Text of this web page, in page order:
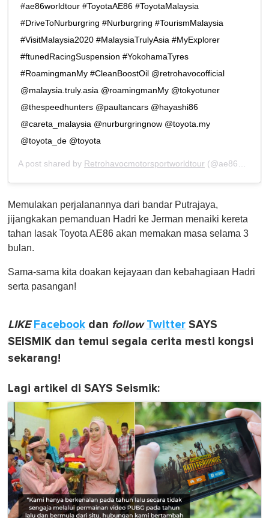
#ae86worldtour #ToyotaAE86 #ToyotaMalaysia
#DriveToNurburgring #Nurburgring #TourismMalaysia
#VisitMalaysia2020 #MalaysiaTrulyAsia #MyExplorer
#ftunedRacingSuspension #YokohamaTyres
#RoamingmanMy #CleanBoostOil @retrohavocofficial
@malaysia.truly.asia @roamingmanMy @tokyotuner
@thespeedhunters @paultancars @hayashi86
@careta_malaysia @nurburgringnow @toyota.my
@toyota_de @toyota
A post shared by Retrohavocmotorsportworldtour (@ae86worldtour) on
Memulakan perjalanannya dari bandar Putrajaya,
jijangkakan pemanduan Hadri ke Jerman menaiki kereta
tahan lasak Toyota AE86 akan memakan masa selama 3
bulan.
Sama-sama kita doakan kejayaan dan kebahagiaan Hadri
serta pasangan!
LIKE Facebook dan follow Twitter SAYS
SEISMIK dan temui segala cerita mesti kongsi
sekarang!
Lagi artikel di SAYS Seismik: